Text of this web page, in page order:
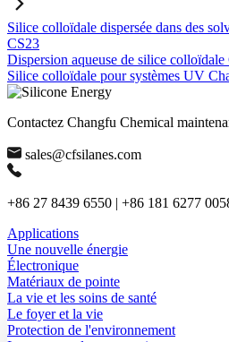
Silice colloïdale dispersée dans des
CS23
Dispersion aqueuse de silice
Silice colloïdale pour systèmes UV
Contactez Changfu Chemical
sales@cfsilanes.com
+86 27 8439 6550 | +86 181 6277
Applications
Une nouvelle énergie
Électronique
Matériaux de pointe
La vie et les soins de santé
Le foyer et la vie
Protection de l'environnement